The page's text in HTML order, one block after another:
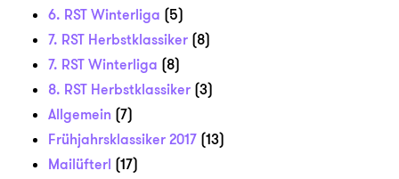
6. RST Winterliga (5)
7. RST Herbstklassiker (8)
7. RST Winterliga (8)
8. RST Herbstklassiker (3)
Allgemein (7)
Frühjahrsklassiker 2017 (13)
Mailüfterl (17)